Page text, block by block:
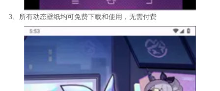
3、所有动态壁纸均可免费下载和使用，无需付费